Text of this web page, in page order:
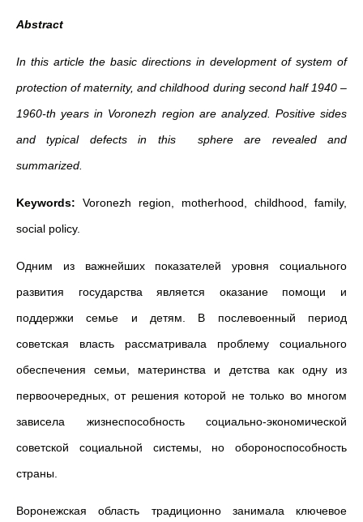
Abstract
In this article the basic directions in development of system of
protection of maternity, and childhood during second half 1940 –
1960-th years in Voronezh region are analyzed.
Positive sides
and typical defects in this sphere are revealed and
summarized.
Keywords: Voronezh region, motherhood, childhood, family,
social policy.
Одним из важнейших показателей уровня социального
развития государства является оказание помощи и
поддержки семье и детям. В послевоенный период
советская власть рассматривала проблему социального
обеспечения семьи, материнства и детства как одну из
первоочередных, от решения которой не только во многом
зависела жизнеспособность социально-экономической
советской социальной системы, но обороноспособность
страны.
Воронежская область традиционно занимала ключевое